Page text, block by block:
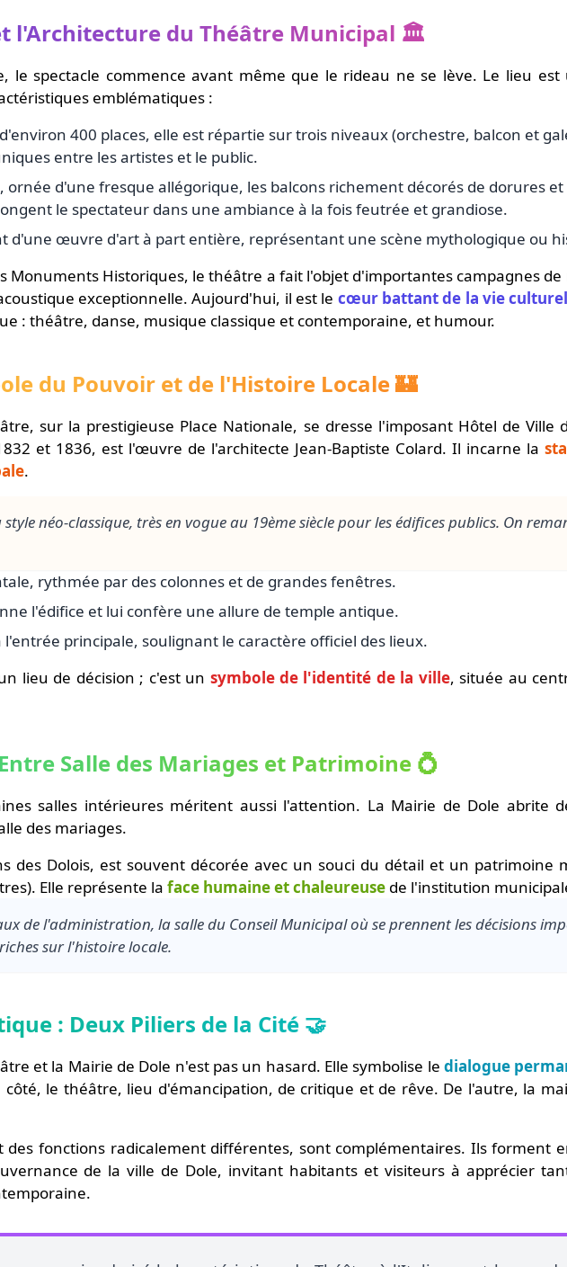
l'Architecture du Théâtre Municipal 🏛️
le spectacle commence avant même que le rideau ne se lève. Le lieu est
emblématiques :
400 places, elle est répartie sur trois niveaux (orchestre, balcon et
entre les artistes et le public.
ornée d'une fresque allégorique, les balcons richement décorés de dorures et
le spectateur dans une ambiance à la fois feutrée et grandiose.
d'une œuvre d'art à part entière, représentant une scène mythologique ou
Monuments Historiques, le théâtre a fait l'objet d'importantes campagnes
exceptionnelle. Aujourd'hui, il est le cœur battant de la vie
: théâtre, danse, musique classique et contemporaine, et humour.
du Pouvoir et de l'Histoire Locale 🏰
sur la prestigieuse Place Nationale, se dresse l'imposant Hôtel de Ville
et 1836, est l'œuvre de l'architecte Jean-Baptiste Colard. Il incarne la
.
néo-classique, très en vogue au 19ème siècle pour les édifices publics. On
rythmée par des colonnes et de grandes fenêtres.
l'édifice et lui confère une allure de temple antique.
principale, soulignant le caractère officiel des lieux.
lieu de décision ; c'est un symbole de l'identité de la ville, située au
Salle des Mariages et Patrimoine 💍
salles intérieures méritent aussi l'attention. La Mairie de Dole abrite
des mariages.
des Dolois, est souvent décorée avec un souci du détail et un patrimoine
Elle représente la face humaine et chaleureuse de l'institution
de l'administration, la salle du Conseil Municipal où se prennent les décisions
sur l'histoire locale.
: Deux Piliers de la Cité 🤝
et la Mairie de Dole n'est pas un hasard. Elle symbolise le dialogue
côté, le théâtre, lieu d'émancipation, de critique et de rêve. De l'autre, la
des fonctions radicalement différentes, sont complémentaires. Ils forment
de la ville de Dole, invitant habitants et visiteurs à apprécier